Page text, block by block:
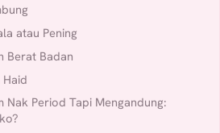
atau Pening
Berat Badan
Nak Period Tapi Mengandung: